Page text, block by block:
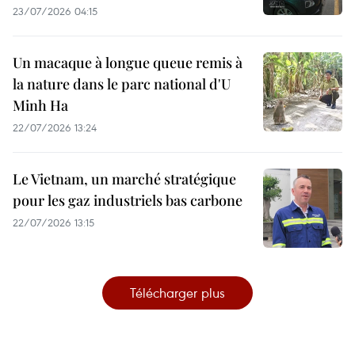
23/07/2026 04:15
Un macaque à longue queue remis à
la nature dans le parc national d'U
Minh Ha
22/07/2026 13:24
Le Vietnam, un marché stratégique
pour les gaz industriels bas carbone
22/07/2026 13:15
Télécharger plus